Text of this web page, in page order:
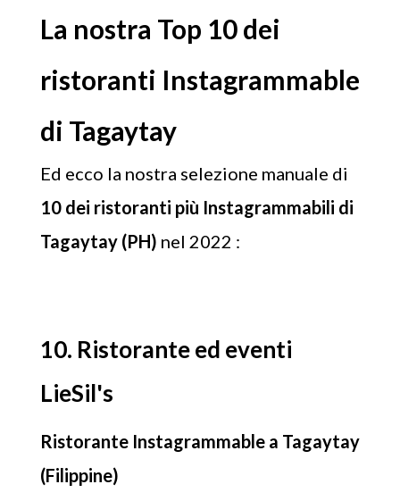
La nostra Top 10 dei
ristoranti Instagrammable
di Tagaytay
Ed ecco la nostra selezione manuale di
10 dei ristoranti più Instagrammabili di
Tagaytay (PH) nel 2022 :
10. Ristorante ed eventi
LieSil's
Ristorante Instagrammable a Tagaytay
(Filippine)